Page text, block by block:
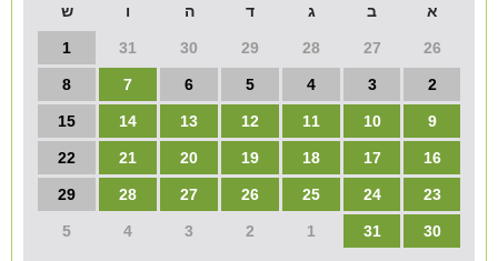
א ב ג ד ה ו ש
26
27
28
29
30
31
1
2
3
4
5
6
7
8
9
10
11
12
13
14
15
16
17
18
19
20
21
22
23
24
25
26
27
28
29
30
31
1
2
3
4
5